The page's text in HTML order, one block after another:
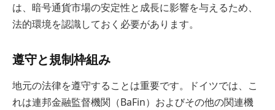
は、暗号通貨市場の安定性と成長に影響を与えるため、
法的環境を認識しておく必要があります。
遵守と規制枠組み
地元の法律を遵守することは重要です。ドイツでは、こ
れは連邦金融監督機関（BaFin）およびその他の関連機